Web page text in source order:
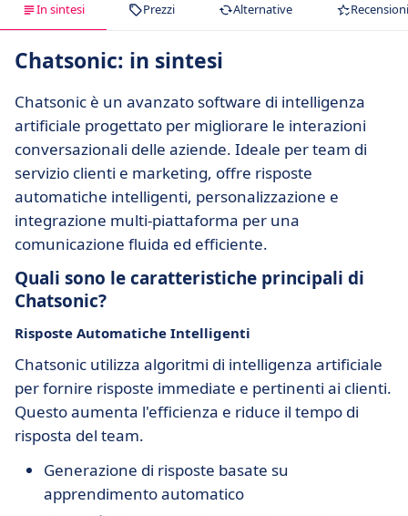
In sintesi Prezzi Alternative Recensioni
Chatsonic: in sintesi
Chatsonic è un avanzato software di intelligenza
artificiale progettato per migliorare le interazioni
conversazionali delle aziende. Ideale per team di
servizio clienti e marketing, offre risposte
automatiche intelligenti, personalizzazione e
integrazione multi-piattaforma per una
comunicazione fluida ed efficiente.
Quali sono le caratteristiche principali di
Chatsonic?
Risposte Automatiche Intelligenti
Chatsonic utilizza algoritmi di intelligenza artificiale
per fornire risposte immediate e pertinenti ai clienti.
Questo aumenta l'efficienza e riduce il tempo di
risposta del team.
Generazione di risposte basate su
apprendimento automatico